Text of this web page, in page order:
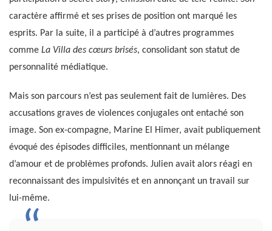
caractère affirmé et ses prises de position ont marqué les
esprits. Par la suite, il a participé à d’autres programmes
comme La Villa des cœurs brisés, consolidant son statut de
personnalité médiatique.
Mais son parcours n’est pas seulement fait de lumières. Des
accusations graves de violences conjugales ont entaché son
image. Son ex-compagne, Marine El Himer, avait publiquement
évoqué des épisodes difficiles, mentionnant un mélange
d’amour et de problèmes profonds. Julien avait alors réagi en
reconnaissant des impulsivités et en annonçant un travail sur
lui-même.